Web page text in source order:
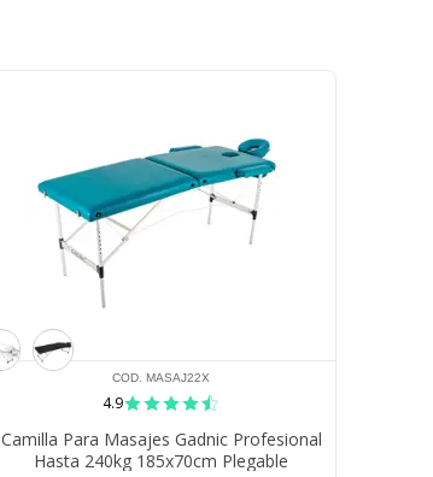
COD. MASAJ22X
4.9
Camilla Para Masajes Gadnic Profesional
Hasta 240kg 185x70cm Plegable